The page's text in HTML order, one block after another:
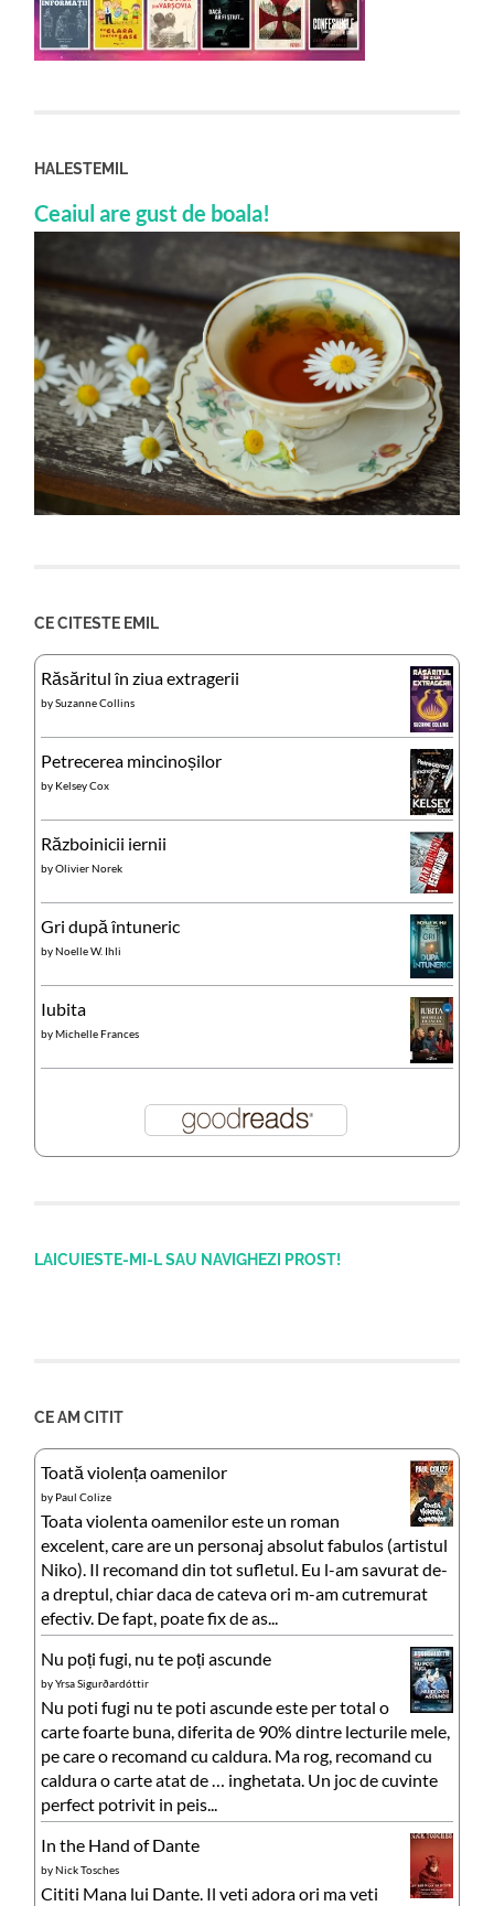
HALESTEMIL
Ceaiul are gust de boala!
CE CITESTE EMIL
Răsăritul în ziua extragerii
bySuzanne Collins
Petrecerea mincinoșilor
by Kelsey Cox
Războinicii iernii
byOlivier Norek
Gri după întuneric
byNoelle W. Ihli
Iubita
byMichelle Frances
LAICUIESTE-MI-L SAU NAVIGHEZI PROST!
CE AM CITIT
Toată violența oamenilor
by Paul Colize
Toata violenta oamenilor este un roman
excelent, care are un personaj absolut fabulos (artistul
Niko). Il recomand din tot sufletul. Eu l-am savurat de-
a dreptul, chiar daca de cateva ori m-am cutremurat
efectiv. De fapt, poate fix de as...
Nu poți fugi, nu te poți ascunde
byYrsa Sigurðardóttir
Nu poti fugi nu te poti ascunde este per total o
carte foarte buna, diferita de 90% dintre lecturile mele,
pe care o recomand cu caldura. Ma rog, recomand cu
caldura o carte atat de … inghetata. Un joc de cuvinte
perfect potrivit in peis...
In the Hand of Dante
byNick Tosches
Cititi Mana lui Dante. Il veti adora ori ma veti